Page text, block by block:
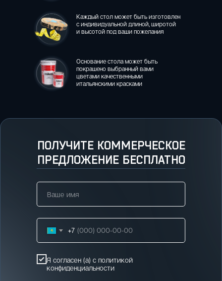
Каждый стол может быть изготовлен
с индивидуальной длиной, широтой
и высотой под ваши пожелания
Основание стола может быть
покрашено выбранный вами
цветами качественными
итальянскими красками
ПОЛУЧИТЕ КОММЕРЧЕСКОЕ
ПРЕДЛОЖЕНИЕ БЕСПЛАТНО
+7
Я согласен (а) с политикой
конфиденциальности